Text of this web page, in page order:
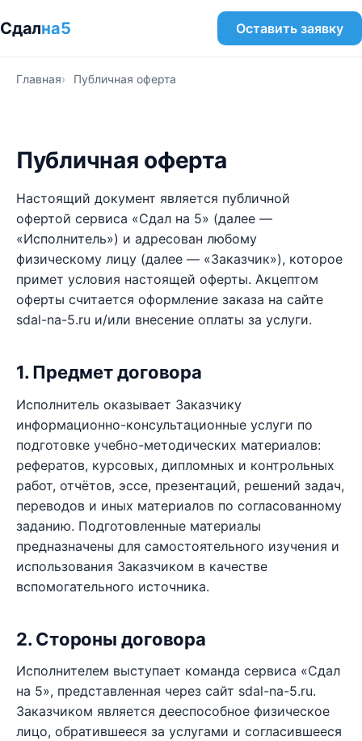
Сдална5 Оставить заявку
Главная Публичная оферта
Публичная оферта
Настоящий документ является публичной
офертой сервиса «Сдал на 5» (далее —
«Исполнитель») и адресован любому
физическому лицу (далее — «Заказчик»), которое
примет условия настоящей оферты. Акцептом
оферты считается оформление заказа на сайте
sdal-na-5.ru и/или внесение оплаты за услуги.
1. Предмет договора
Исполнитель оказывает Заказчику
информационно-консультационные услуги по
подготовке учебно-методических материалов:
рефератов, курсовых, дипломных и контрольных
работ, отчётов, эссе, презентаций, решений задач,
переводов и иных материалов по согласованному
заданию. Подготовленные материалы
предназначены для самостоятельного изучения и
использования Заказчиком в качестве
вспомогательного источника.
2. Стороны договора
Исполнителем выступает команда сервиса «Сдал
на 5», представленная через сайт sdal-na-5.ru.
Заказчиком является дееспособное физическое
лицо, обратившееся за услугами и согласившееся